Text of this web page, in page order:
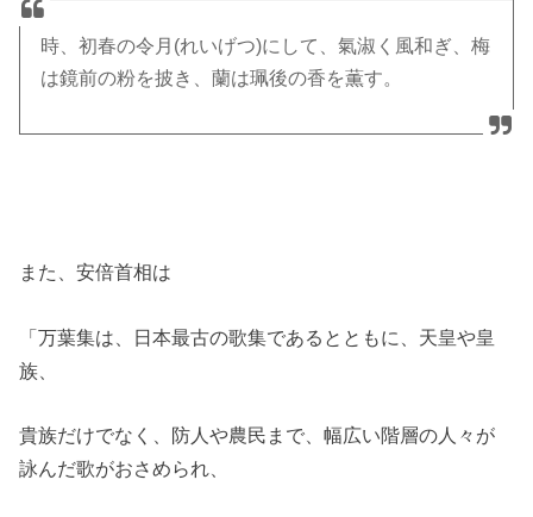
時、初春の令月(れいげつ)にして、氣淑く風和ぎ、梅
は鏡前の粉を披き、蘭は珮後の香を薫す。
また、安倍首相は
「万葉集は、日本最古の歌集であるとともに、天皇や皇
族、
貴族だけでなく、防人や農民まで、幅広い階層の人々が
詠んだ歌がおさめられ、